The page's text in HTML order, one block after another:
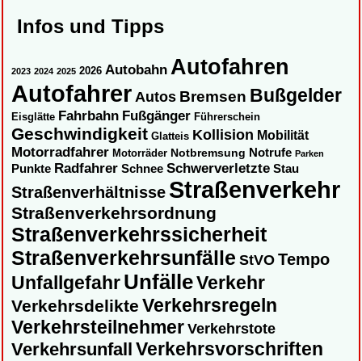
Infos und Tipps
2023 2024 2025 2026 Autobahn Autofahren
AutofahrerAutos Bremsen Bußgelder
Eisglätte Fahrbahn Fußgänger Führerschein
Geschwindigkeit Glatteis Kollision Mobilität
Motorradfahrer Motorräder Notbremsung Notrufe Parken
Punkte Radfahrer Schnee Schwerverletzte Stau
Straßenverhältnisse Straßenverkehr
Straßenverkehrsordnung
Straßenverkehrssicherheit
Straßenverkehrsunfälle StVOTempo
UnfallgefahrUnfälleVerkehr
Verkehrsdelikte Verkehrsregeln
Verkehrsteilnehmer Verkehrstote
Verkehrsunfall Verkehrsvorschriften